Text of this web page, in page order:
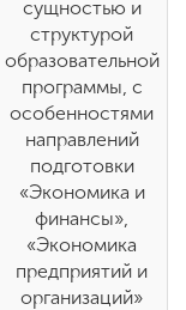
сущностью и
структурой
образовательной
программы, с
особенностями
направлений
подготовки
«Экономика и
финансы»,
«Экономика
предприятий и
организаций»